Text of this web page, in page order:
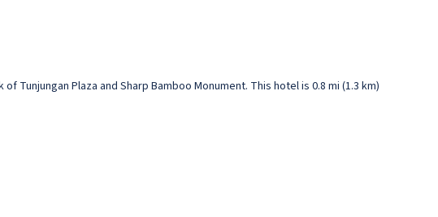
Tunjungan Plaza and Sharp Bamboo Monument. This hotel is 0.8 mi (1.3 km)